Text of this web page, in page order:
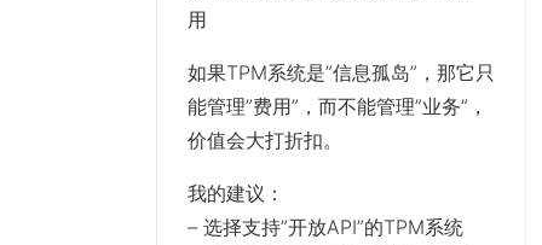
用
如果TPM系统是”信息孤岛”，那它只
能管理”费用”，而不能管理”业务”，
价值会大打折扣。
我的建议 ：
– 选择支持”开放API”的TPM系统